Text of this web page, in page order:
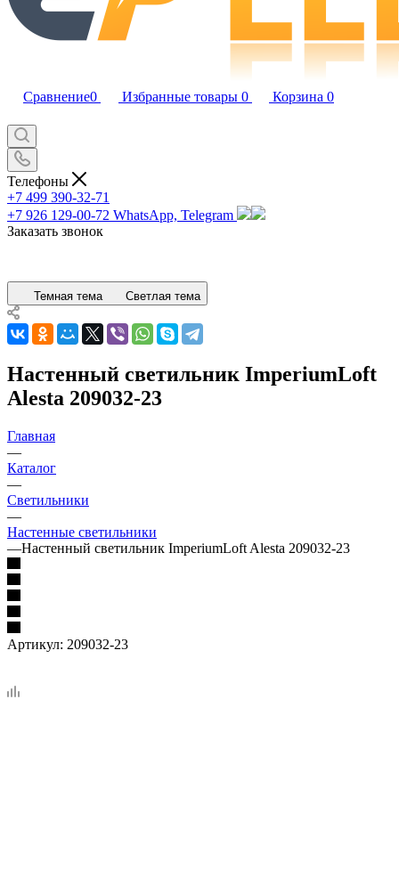
Сравнение0 Избранные товары 0 Корзина 0
Телефоны
+7 499 390-32-71
+7 926 129-00-72 WhatsApp, Telegram
Заказать звонок
Темная тема Светлая тема
Настенный светильник ImperiumLoft
Alesta 209032-23
Главная
—
Каталог
—
Светильники
—
Настенные светильники
—Настенный светильник ImperiumLoft Alesta 209032-23
Артикул: 209032-23